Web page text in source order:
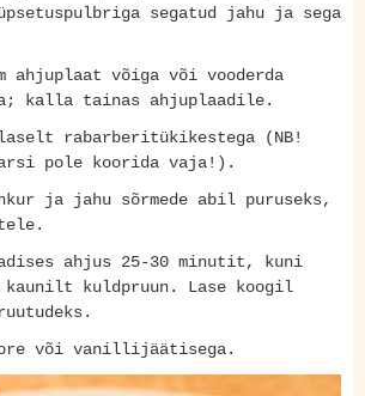
segatud jahu ja sega
ahjuplaat võiga või vooderda
kalla tainas ahjuplaadile.
rabarberitükikestega (NB!
pole koorida vaja!).
ja jahu sõrmede abil puruseks,
ahjus 25-30 minutit, kuni
kaunilt kuldpruun. Lase koogil
või vanillijäätisega.